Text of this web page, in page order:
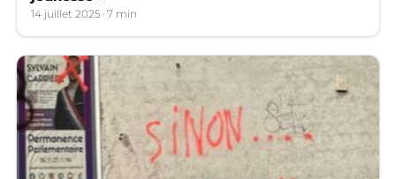
14 juillet 2025 7 min